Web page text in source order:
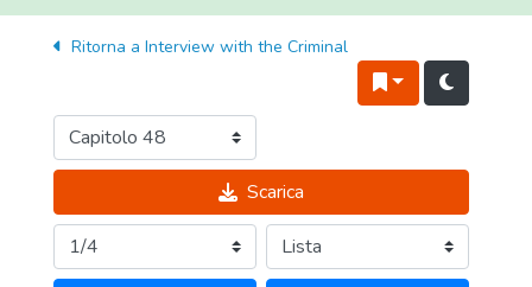
Ritorna a Interview with the Criminal
Scarica